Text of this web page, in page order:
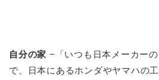
自分の家 −「いつも日本メーカー
で、日本にあるホンダやヤマハの